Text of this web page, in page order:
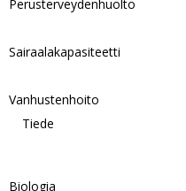
Perusterveydenhuolto
Sairaalakapasiteetti
Vanhustenhoito
Tiede
Biologia